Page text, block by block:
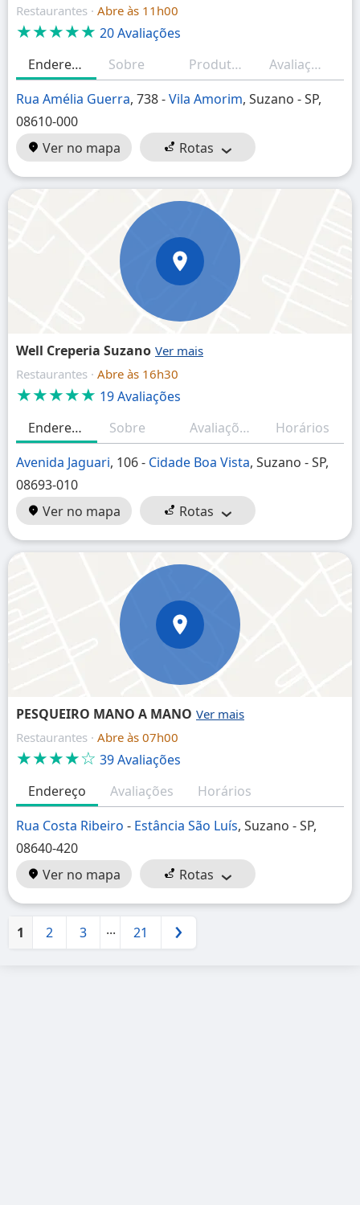
Restaurantes · Abre às 11h00
★★★★★ 20 Avaliações
Endereço
Sobre Produtos/Serviços Avaliações
Rua Amélia Guerra, 738 -Vila Amorim, Suzano - SP,
08610-000
Ver no mapa
Rotas
Well Creperia Suzano
Restaurantes · Abre às 16h30
★★★★★ 19 Avaliações
Endereço
Sobre Avaliações
Horários
Avenida Jaguari, 106 - Cidade Boa Vista, Suzano - SP,
08693-010
Ver no mapa
Rotas
PESQUEIRO MANO A MANO
Restaurantes · Abre às 07h00
★★★★☆ 39 Avaliações
Endereço
Avaliações
Horários
Rua Costa Ribeiro - Estância São Luís, Suzano - SP,
08640-420
Ver no mapa
Rotas
1 2 3 ... 21 Próximo